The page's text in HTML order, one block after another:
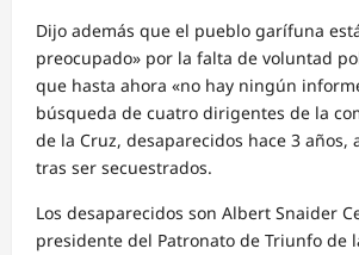
Dijo además que el pueblo garífuna
preocupado» por la falta de voluntad
que hasta ahora «no hay ningún
búsqueda de cuatro dirigentes de la
de la Cruz, desaparecidos hace 3 años,
tras ser secuestrados.
Los desaparecidos son Albert Snaider
presidente del Patronato de Triunfo de